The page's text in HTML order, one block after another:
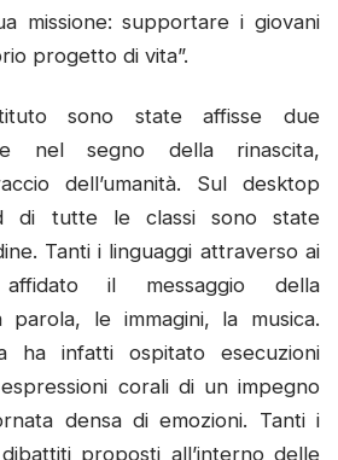
missione: supportare i giovani
progetto di vita”.
sono state affisse due
nel segno della rinascita,
dell’umanità. Sul desktop
di tutte le classi sono state
Tanti i linguaggi attraverso ai
il messaggio della
parola, le immagini, la musica.
ha infatti ospitato esecuzioni
corali di un impegno
densa di emozioni. Tanti i
proposti all’interno delle